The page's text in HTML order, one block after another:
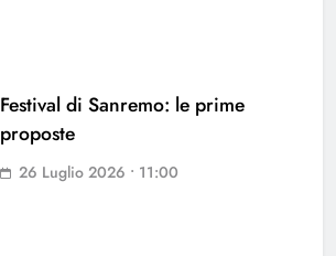
Festival di Sanremo: le prime
proposte
26 Luglio 2026 • 11:00